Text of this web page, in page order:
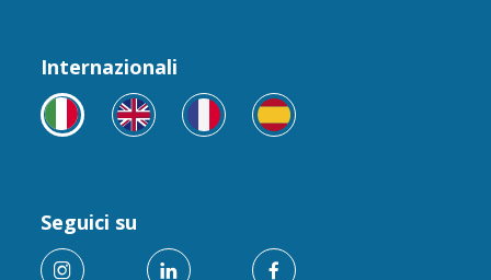
Internazionali
Seguici su